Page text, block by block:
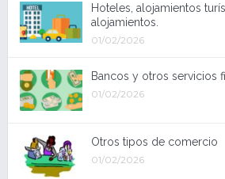
Hoteles, alojamientos
alojamientos.
01/02/2026
Bancos y otros servicios
01/02/2026
Otros tipos de comercio
01/02/2026